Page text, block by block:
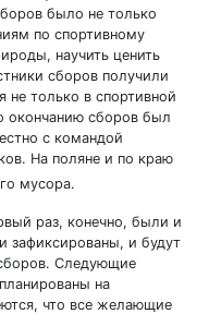
было не только
по спортивному
научить ценить
сборов получили
только в спортивной
окончанию сборов был
с командой
На поляне и по краю
мусора.
раз, конечно, были и
зафиксированы, и будут
Следующие
на
что все желающие